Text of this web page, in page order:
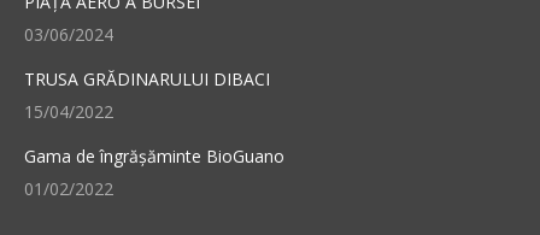
windowwindow
03/06/2024
TRUSA GRĂDINARULUI DIBACI
15/04/2022
Gama de îngrășăminte BioGuano
01/02/2022